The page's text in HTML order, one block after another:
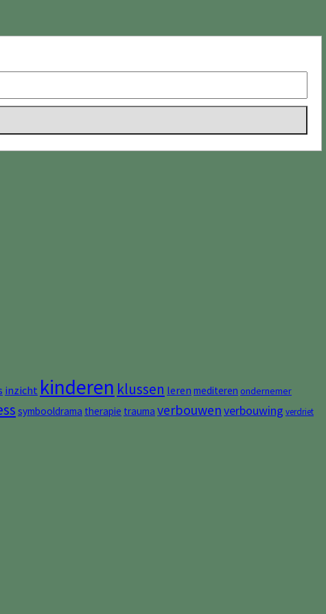
inzicht kinderen klussen leren mediteren ondernemer
symbooldrama therapie trauma verbouwenverbouwing verdriet